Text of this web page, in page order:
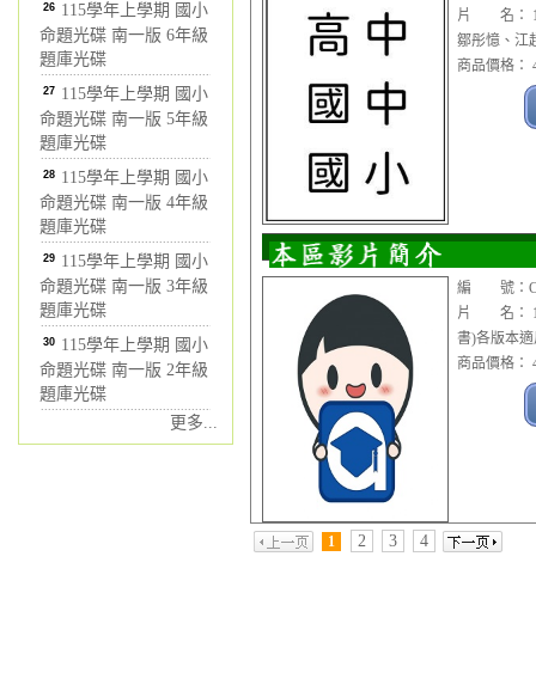
26 115學年上學期 國小
命題光碟 南一版 6年級
題庫光碟
27 115學年上學期 國小
命題光碟 南一版 5年級
題庫光碟
28 115學年上學期 國小
命題光碟 南一版 4年級
題庫光碟
29 115學年上學期 國小
命題光碟 南一版 3年級
題庫光碟
30 115學年上學期 國小
命題光碟 南一版 2年級
題庫光碟
更多...
片 名：
鄒彤憶、江
商品價格：
編 號：
片 名：
書)各版本
商品價格：
1 2 3 4